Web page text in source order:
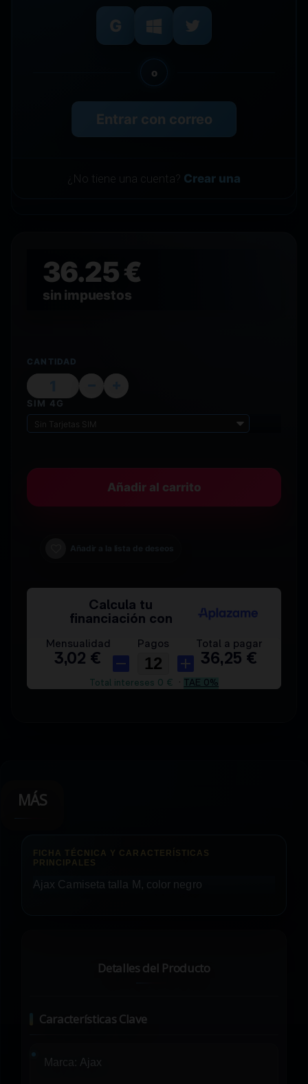
o
Entrar con correo
¿No tiene una cuenta? Crear una
36.25 €
sin impuestos
CANTIDAD
SIM 4G
Sin Tarjetas SIM
Añadir al carrito
MÁS
Ajax Camiseta talla M, color negro
Detalles del Producto
Características Clave
Marca: Ajax